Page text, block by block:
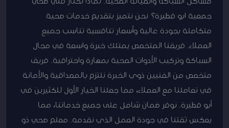
جمعية ابو فطيرة؟ نحن نتميز بتقديم خدمات صحية
متكاملة بجودة عالية وأسعار تنافسية تناسب جميع
العملاء. فريقنا المتخصص يمتلك خبرة واسعة في مجال
السباكة وتركيب الأدوات الصحية بمهارة واحترافية. فريق
متخصص من الفنيين ذوي الخبرة نلتزم بالمصداقية والأمانة
في تعاملنا مع العملاء، مما جعلنا الخيار الأول للكثيرين في
أبو فطيرة. نوفر ضمان شامل على جميع خدماتنا، مما
يعكس ثقتنا في جودة العمل الذي نقدمه. معلم صحي ذو